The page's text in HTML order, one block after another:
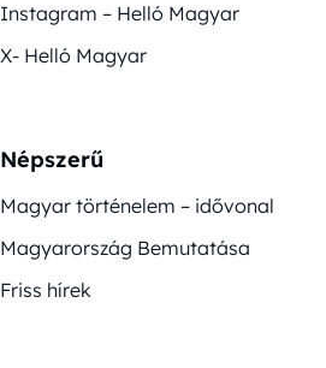
Instagram – Helló Magyar
X- Helló Magyar
Népszerű
Magyar történelem – idővonal
Magyarország Bemutatása
Friss hírek